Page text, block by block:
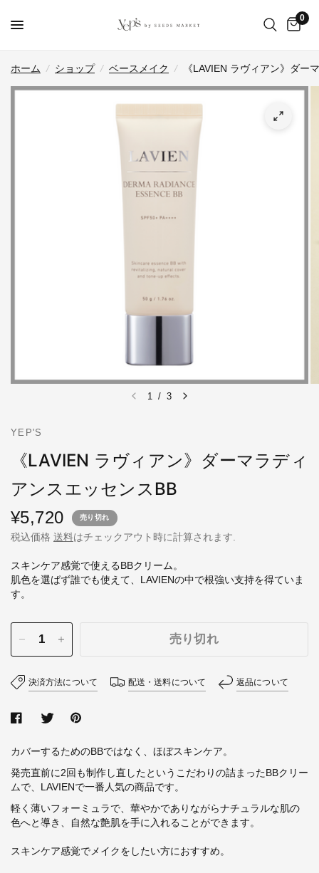
0
ホーム / ショップ / ベースメイク / 《LAVIEN ラヴィアン》ダー
1 / 3
YEP'S
《LAVIEN ラヴィアン》ダーマラディ
アンスエッセンスBB
¥5,720 売り切れ
税込価格 送料はチェックアウト時に計算されます.
スキンケア感覚で使えるBBクリーム。
肌色を選ばず誰でも使えて、LAVIENの中で根強い支持を得ていま
す。
売り切れ
決済方法について 配送・送料について 返品について
カバーするためのBBではなく、ほぼスキンケア。
発売直前に2回も制作し直したというこだわりの詰まったBBクリー
ムで、LAVIENで一番人気の商品です。
軽く薄いフォーミュラで、華やかでありながらナチュラルな肌の
色へと導き、自然な艶肌を手に入れることができます。
スキンケア感覚でメイクをしたい方におすすめ。